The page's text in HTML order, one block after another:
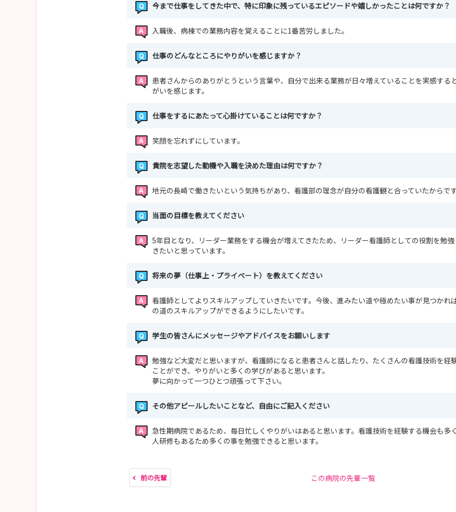
今まで仕事をしてきた中で、特に印象に残っているエピソードや嬉しかったことは何ですか？
入職後、病棟での業務内容を覚えることに1番苦労しました。
仕事のどんなところにやりがいを感じますか？
患者さんからのありがとうという言葉や、自分で出来る業務が日々増えていることを実感する
がいを感じます。
仕事をするにあたって心掛けていることは何ですか？
笑顔を忘れずにしています。
貴院を志望した動機や入職を決めた理由は何ですか？
地元の長崎で働きたいという気持ちがあり、看護部の理念が自分の看護観と合っていたからで
当面の目標を教えてください
5年目となり、リーダー業務をする機会が増えてきたため、リーダー看護師としての役割を勉
きたいと思っています。
将来の夢（仕事上・プライベート）を教えてください
看護師としてよりスキルアップしていきたいです。今後、進みたい道や極めたい事が見つかれ
の道のスキルアップができるようにしたいです。
学生の皆さんにメッセージやアドバイスをお願いします
勉強など大変だと思いますが、看護師になると患者さんと話したり、たくさんの看護技術を経
ことができ、やりがいと多くの学びがあると思います。
夢に向かって一つひとつ頑張って下さい。
その他アピールしたいことなど、自由にご記入ください
急性期病院であるため、毎日忙しくやりがいはあると思います。看護技術を経験する機会も多
人研修もあるため多くの事を勉強できると思います。
前の先輩 この病院の先輩一覧